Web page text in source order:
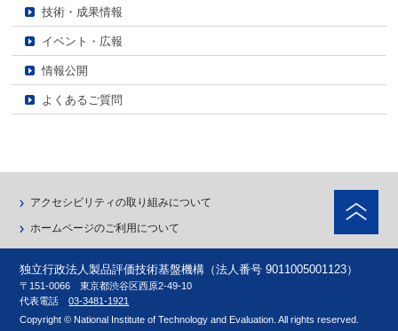
技術・成果情報
イベント・広報
情報公開
よくあるご質問
アクセシビリティの取り組みについて
ホームページのご利用について
独立行政法人製品評価技術基盤機構（法人番号 9011005001123）
〒151-0066 東京都渋谷区西原2-49-10
代表電話03-3481-1921
Copyright © National Institute of Technology and Evaluation. All rights reserved.